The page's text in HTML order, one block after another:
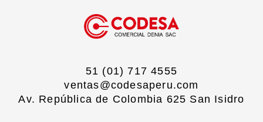
51 (01) 717 4555
ventas@codesaperu.com
Av. República de Colombia 625 San Isidro